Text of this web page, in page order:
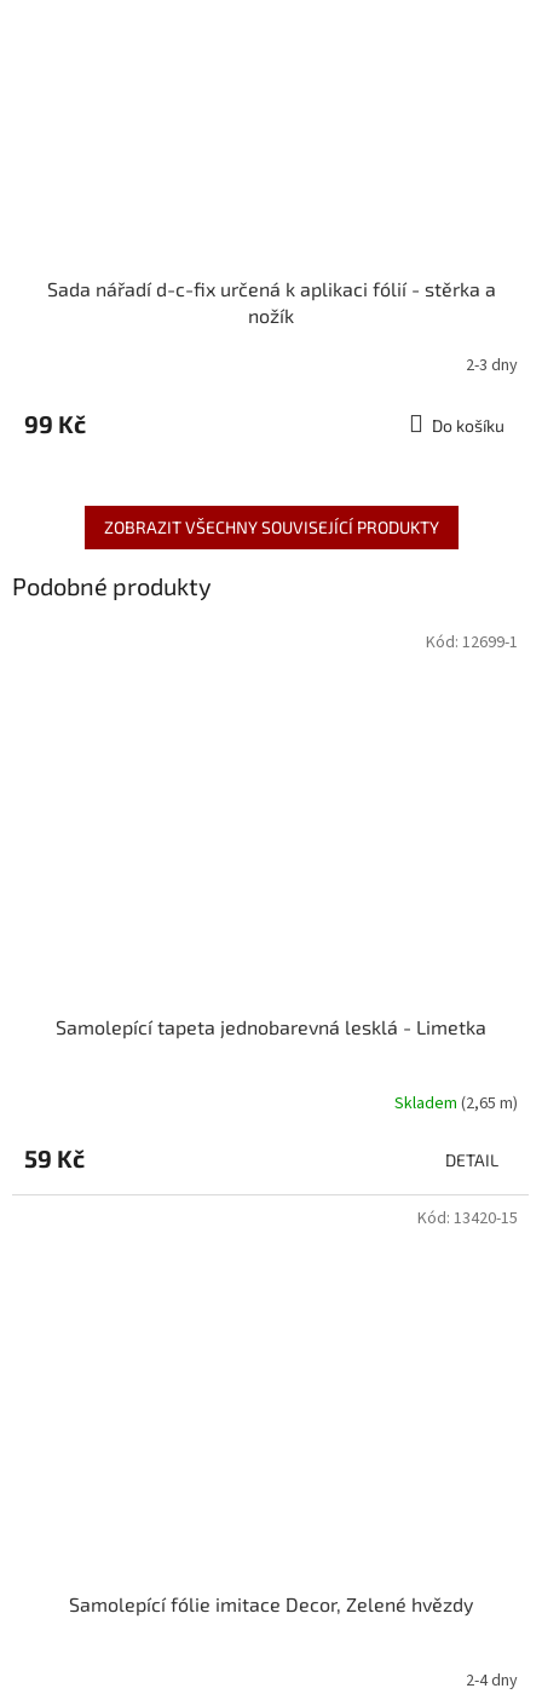
Sada nářadí d-c-fix určená k aplikaci fólií - stěrka a
nožík
2-3 dny
99 Kč Do košíku
ZOBRAZIT VŠECHNY SOUVISEJÍCÍ PRODUKTY
Podobné produkty
Samolepící tapeta jednobarevná lesklá - Limetka
Skladem (2,65 m)
59 Kč DETAIL
Kód: 12699-1
Samolepící fólie imitace Decor, Zelené hvězdy
2-4 dny
Kód: 13420-15